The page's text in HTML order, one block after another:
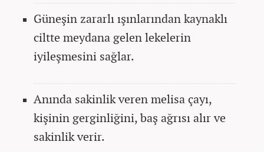
Güneşin zararlı ışınlarından kaynaklı
ciltte meydana gelen lekelerin
iyileşmesini sağlar.
Anında sakinlik veren melisa çayı,
kişinin gerginliğini, baş ağrısı alır ve
sakinlik verir.